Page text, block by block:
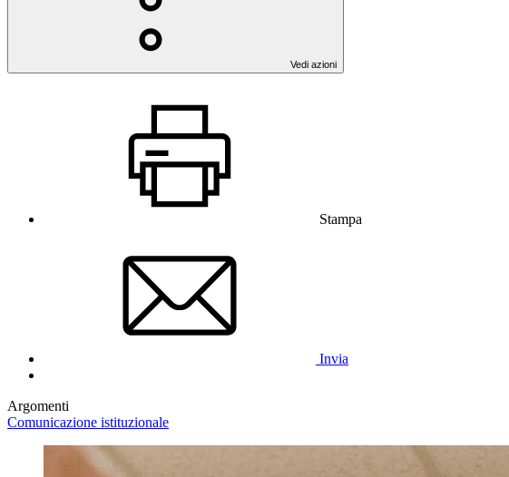
Vedi azioni
Stampa
Invia
Argomenti
Comunicazione istituzionale